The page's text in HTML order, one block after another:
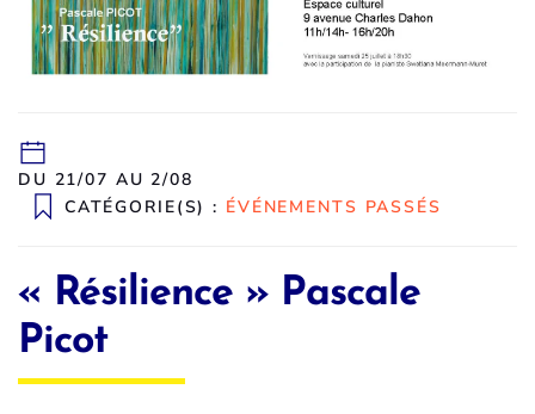
DU 21/07 AU 2/08
CATÉGORIE(S) : ÉVÉNEMENTS PASSÉS
« Résilience » Pascale
Picot